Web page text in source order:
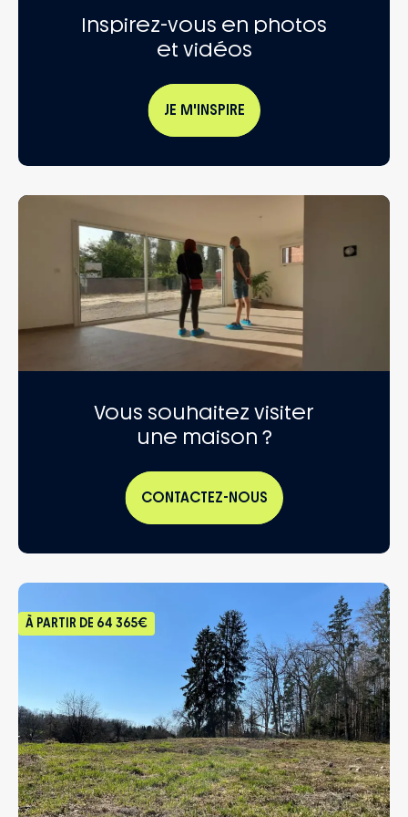
Inspirez-vous en photos
et vidéos
JE M'INSPIRE
Vous souhaitez visiter
une maison ?
CONTACTEZ-NOUS
À PARTIR DE 64 365€